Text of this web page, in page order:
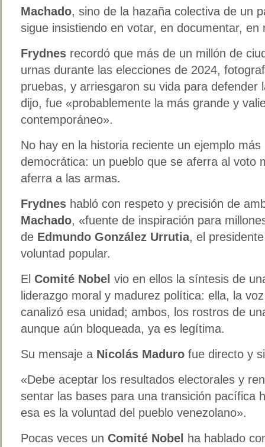
Machado, sino de la hazaña colectiva de un
sigue insistiendo en votar, en documentar, en
Frydnes recordó que más de un millón de
urnas durante las elecciones de 2024,
pruebas, y arriesgaron su vida para defender
dijo, fue «probablemente la más grande y
contemporáneo».
No hay en la historia reciente un ejemplo
democrática: un pueblo que se aferra al voto
aferra a las armas.
Frydnes habló con respeto y precisión de
Machado, «fuente de inspiración para
de Edmundo González Urrutia, el
voluntad popular.
El Comité Nobel vio en ellos la síntesis de
liderazgo moral y madurez política: ella, la
canalizó esa unidad; ambos, los rostros de
aunque aún bloqueada, ya es legítima.
Su mensaje a Nicolás Maduro fue directo y
«Debe aceptar los resultados electorales y
sentar las bases para una transición pacífica
esa es la voluntad del pueblo venezolano».
Pocas veces un Comité Nobel ha hablado